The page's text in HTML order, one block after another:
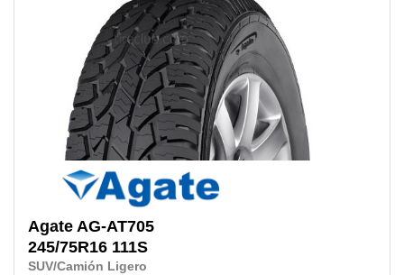
Agate AG-AT705
245/75R16 111S
SUV/Camión Ligero